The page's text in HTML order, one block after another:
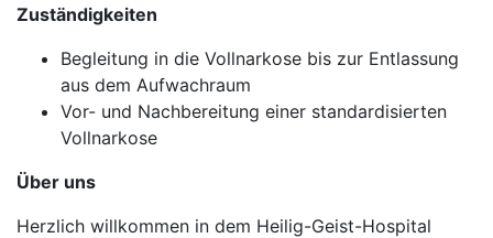
Zuständigkeiten
Begleitung in die Vollnarkose bis zur Entlassung
aus dem Aufwachraum
Vor- und Nachbereitung einer standardisierten
Vollnarkose
Über uns
Herzlich willkommen in dem Heilig-Geist-Hospital